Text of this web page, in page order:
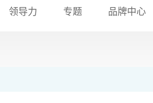
领导力 专题 品牌中心